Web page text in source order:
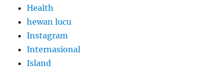
Health
hewan lucu
Instagram
Internasional
Island